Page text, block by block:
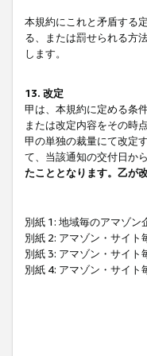
本規約にこれと矛盾する
る、または罰せられる方
します。
13. 改定
甲は、本規約に定める条
または改定内容をその時
甲の単独の裁量にて改定
て、当該通知の交付日か
たこととなります。乙が
別紙 1: 地域毎のアマゾン
別紙 2: アマゾン・サイト
別紙 3: アマゾン・サイト
別紙 4: アマゾン・サイト